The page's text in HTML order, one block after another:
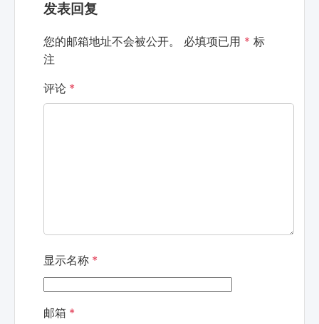
发表回复
您的邮箱地址不会被公开。 必填项已用 * 标
注
评论 *
显示名称 *
邮箱 *